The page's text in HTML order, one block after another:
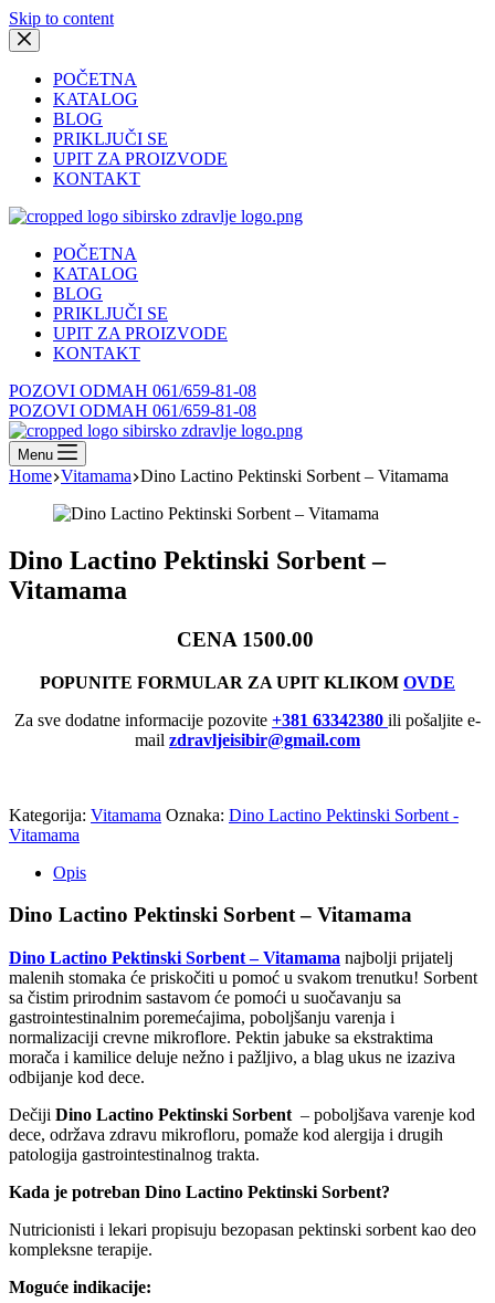
Skip to content
POČETNA
KATALOG
BLOG
PRIKLJUČI SE
UPIT ZA PROIZVODE
KONTAKT
POČETNA
KATALOG
BLOG
PRIKLJUČI SE
UPIT ZA PROIZVODE
KONTAKT
POZOVI ODMAH 061/659-81-08
POZOVI ODMAH 061/659-81-08
Menu
Home Vitamama Dino Lactino Pektinski Sorbent – Vitamama
Dino Lactino Pektinski Sorbent –
Vitamama
CENA 1500.00
POPUNITE FORMULAR ZA UPIT KLIKOM OVDE
Za sve dodatne informacije pozovite +381 63342380 ili pošaljite e-
mail zdravljeisibir@gmail.com
Kategorija: Vitamama Oznaka: Dino Lactino Pektinski Sorbent -
Vitamama
Opis
Dino Lactino Pektinski Sorbent – Vitamama
Dino Lactino Pektinski Sorbent – Vitamama najbolji prijatelj
malenih stomaka će priskočiti u pomoć u svakom trenutku! Sorbent
sa čistim prirodnim sastavom će pomoći u suočavanju sa
gastrointestinalnim poremećajima, poboljšanju varenja i
normalizaciji crevne mikroflore. Pektin jabuke sa ekstraktima
morača i kamilice deluje nežno i pažljivo, a blag ukus ne izaziva
odbijanje kod dece.
Dečiji Dino Lactino Pektinski Sorbent – poboljšava varenje kod
dece, održava zdravu mikrofloru, pomaže kod alergija i drugih
patologija gastrointestinalnog trakta.
Kada je potreban Dino Lactino Pektinski Sorbent?
Nutricionisti i lekari propisuju bezopasan pektinski sorbent kao deo
kompleksne terapije.
Moguće indikacije: